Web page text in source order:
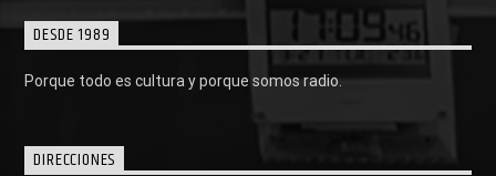
DESDE 1989
Porque todo es cultura y porque somos radio.
DIRECCIONES